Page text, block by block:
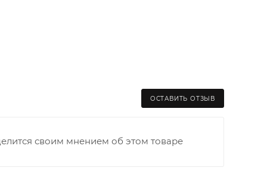
ОСТАВИТЬ ОТЗЫВ
своим мнением об этом товаре